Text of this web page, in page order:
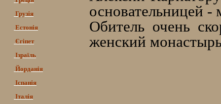
Грузія
Естонія
Єгіпет
Ізраїль
Йорданія
Іспанія
Італія
основательницей -
Обитель очень
женский